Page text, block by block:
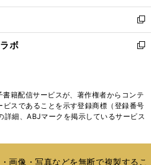
開
く
ウ
で
開
く
ン
ド
ウ
で
ウ
ィ
ン
ド
く
新
し
い
ド
ウ
で
ボ
新
ィ
ン
ド
開
籍配信サービスが、著作権者からコンテ
スであることを示す登録商標（登録番号
細、ABJマークを掲示しているサービス
画像・写真などを無断で複製するこ